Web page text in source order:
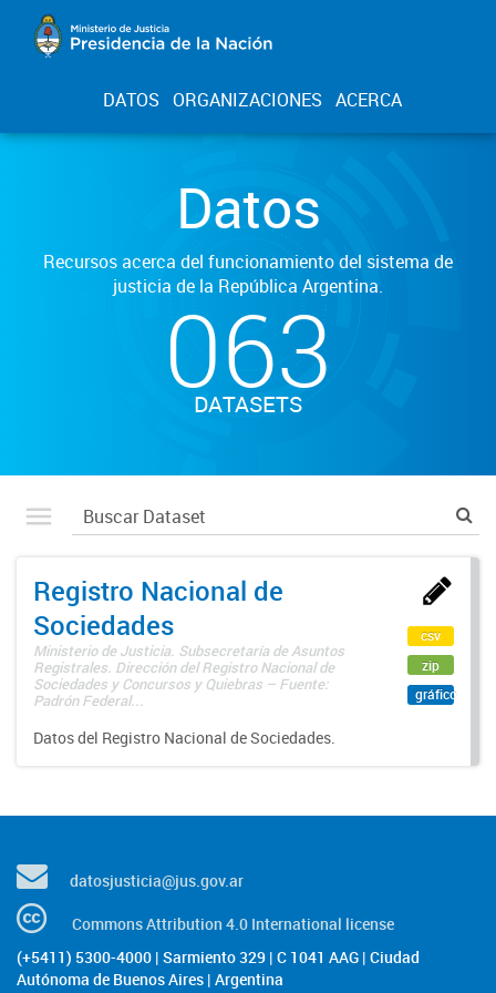
DATOS ORGANIZACIONES ACERCA
Datos
Recursos acerca del funcionamiento del sistema de
justicia de la República Argentina.
063
DATASETS
Registro Nacional de
Sociedades
Ministerio de Justicia. Subsecretaría de Asuntos
Registrales. Dirección del Registro Nacional de
Sociedades y Concursos y Quiebras – Fuente:
Padrón Federal...
Datos del Registro Nacional de Sociedades.
csv
zip
gráfico
datosjusticia@jus.gov.ar
Commons Attribution 4.0 International license
(+5411) 5300-4000 | Sarmiento 329 | C 1041 AAG | Ciudad
Autónoma de Buenos Aires | Argentina